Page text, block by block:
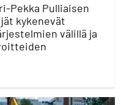
Pekka Pulliaisen
kykenevät
välillä ja